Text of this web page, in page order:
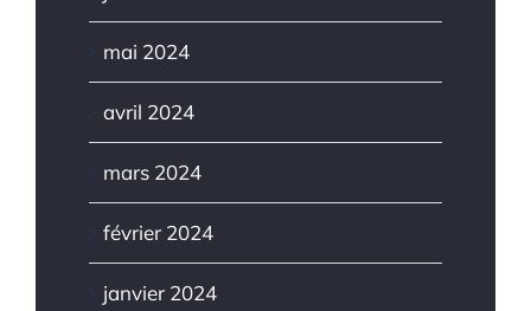
mai 2024
avril 2024
mars 2024
février 2024
janvier 2024